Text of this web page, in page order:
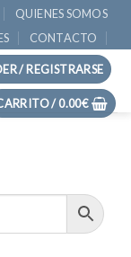
QUIENES SOMOS
CONTACTO
/ REGISTRARSE
/0.00€